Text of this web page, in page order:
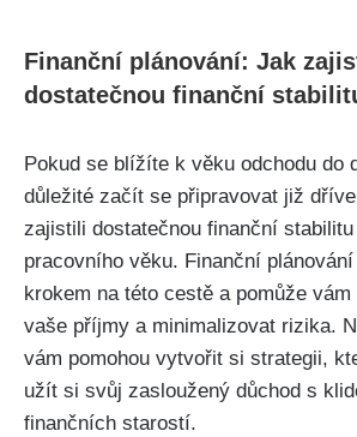
Finanční plánování: Jak
dostatečnou finanční
Pokud se blížíte k věku odchodu do
důležité začít se připravovat již
zajistili dostatečnou finanční
pracovního věku. Finanční
krokem na této cestě a pomůže
vaše příjmy a minimalizovat rizika.
vám pomohou vytvořit si strategii,
užít si svůj zasloužený důchod s
finančních starostí.